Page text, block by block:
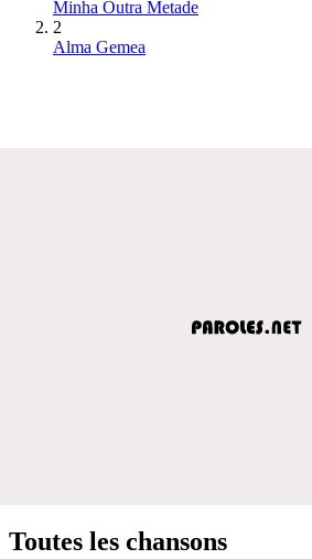
Minha Outra Metade
2
Alma Gemea
Toutes les chansons